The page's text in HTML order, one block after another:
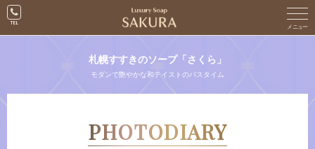
札幌すすきのソープ「さくら」
モダンで艶やかな和テイストのバスタイム
PHOTODIARY